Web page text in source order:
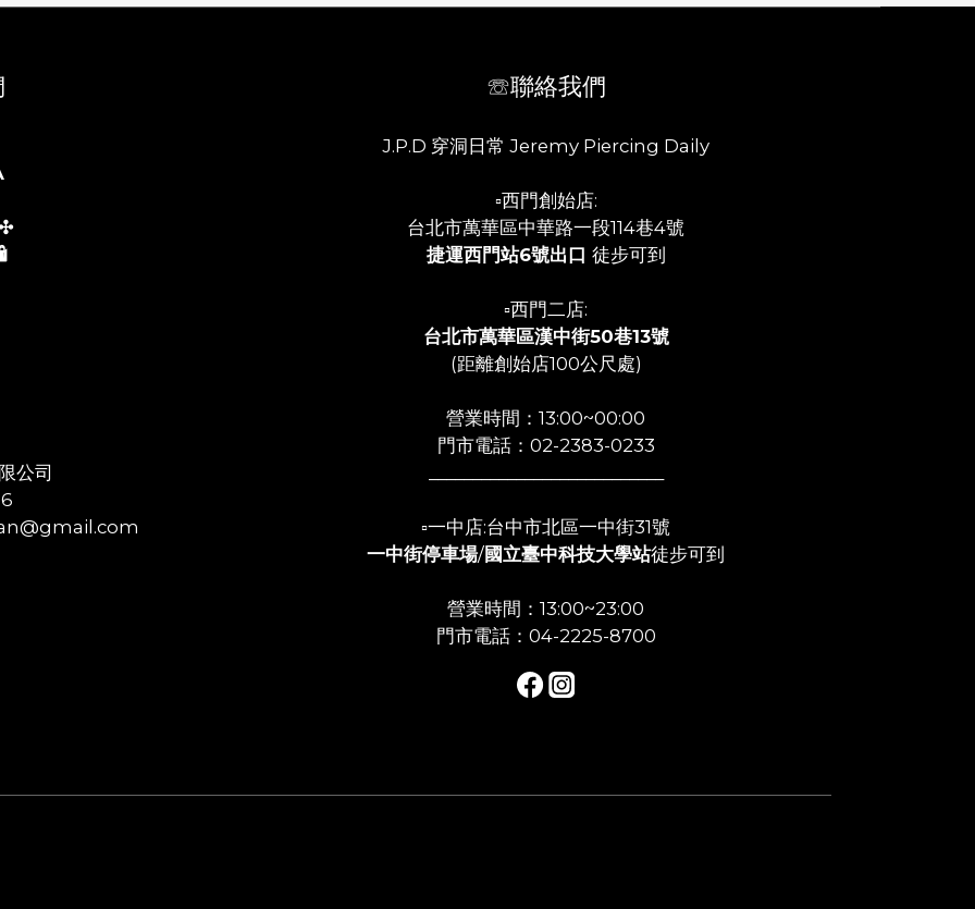
公司
☏聯絡我們
J.P.D 穿洞日常 Jeremy Piercing Daily
▫️西門創始店:
台北市萬華區中華路一段114巷4號
捷運西門站6號出口 徒步可到
▫️西門二店:
台北市萬華區漢中街50巷13號
(距離創始店100公尺處)
營業時間：13:00~00:00
門市電話：02-2383-0233
▫️一中店:台中市北區一中街31號
一中街停車場/國立臺中科技大學站徒步可到
營業時間：13:00~23:00
門市電話：04-2225-8700